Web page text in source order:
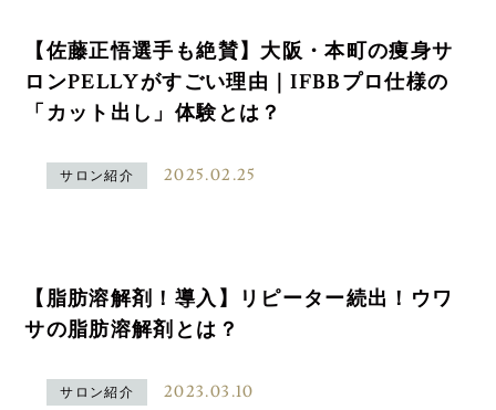
【佐藤正悟選手も絶賛】大阪・本町の痩身サ
ロンPELLYがすごい理由｜IFBBプロ仕様の
「カット出し」体験とは？
サロン紹介 2025.02.25
【脂肪溶解剤！導入】リピーター続出！ウワ
サの脂肪溶解剤とは？
サロン紹介 2023.03.10